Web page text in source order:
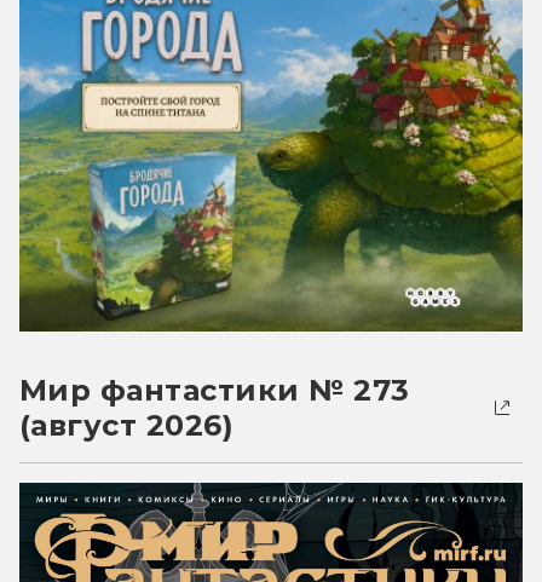
Мир фантастики № 273
(август 2026)